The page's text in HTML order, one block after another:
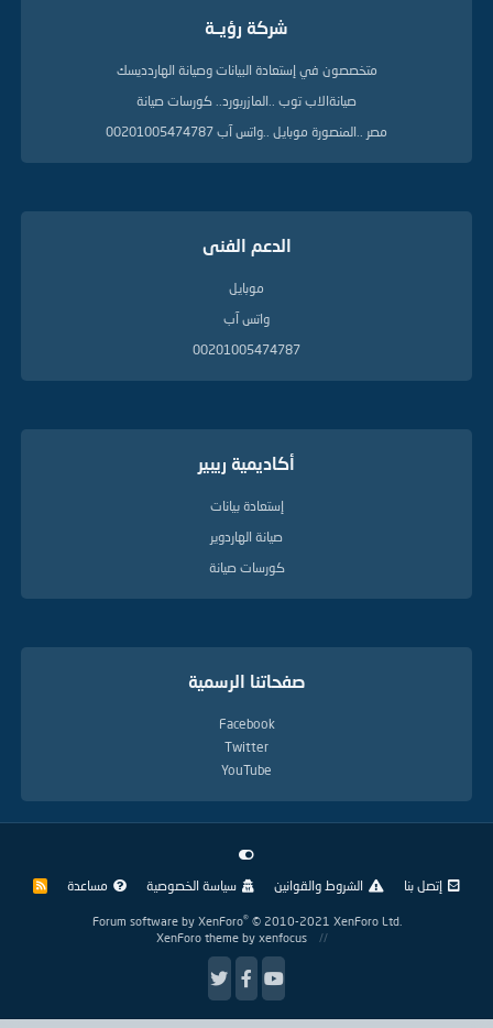
شركة رؤيــة
متخصصون في إستعادة البيانات وصيانة الهاردديسك
صيانةالاب توب ..المازربورد.. كورسات صيانة
مصر ..المنصورة موبايل ..واتس آب 00201005474787
الدعم الفنى
موبايل
واتس آب
00201005474787
أكاديمية ريبير
إستعادة بيانات
صيانة الهاردوير
كورسات صيانة
صفحاتنا الرسمية
Facebook
Twitter
YouTube
إتصل بنا الشروط والقوانين سياسة الخصوصية مساعدة
R
Forum software by XenForo® © 2010-2021 XenForo Ltd.
XenForo theme by xenfocus